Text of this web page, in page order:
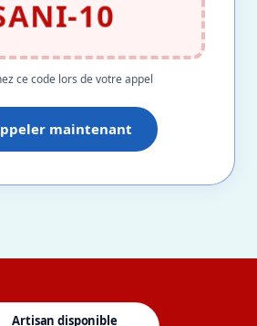
10
ce code lors de votre appel
maintenant
Artisan disponible